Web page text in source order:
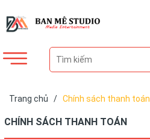
Trang chủ / Chính sách thanh toán
CHÍNH SÁCH THANH TOÁN